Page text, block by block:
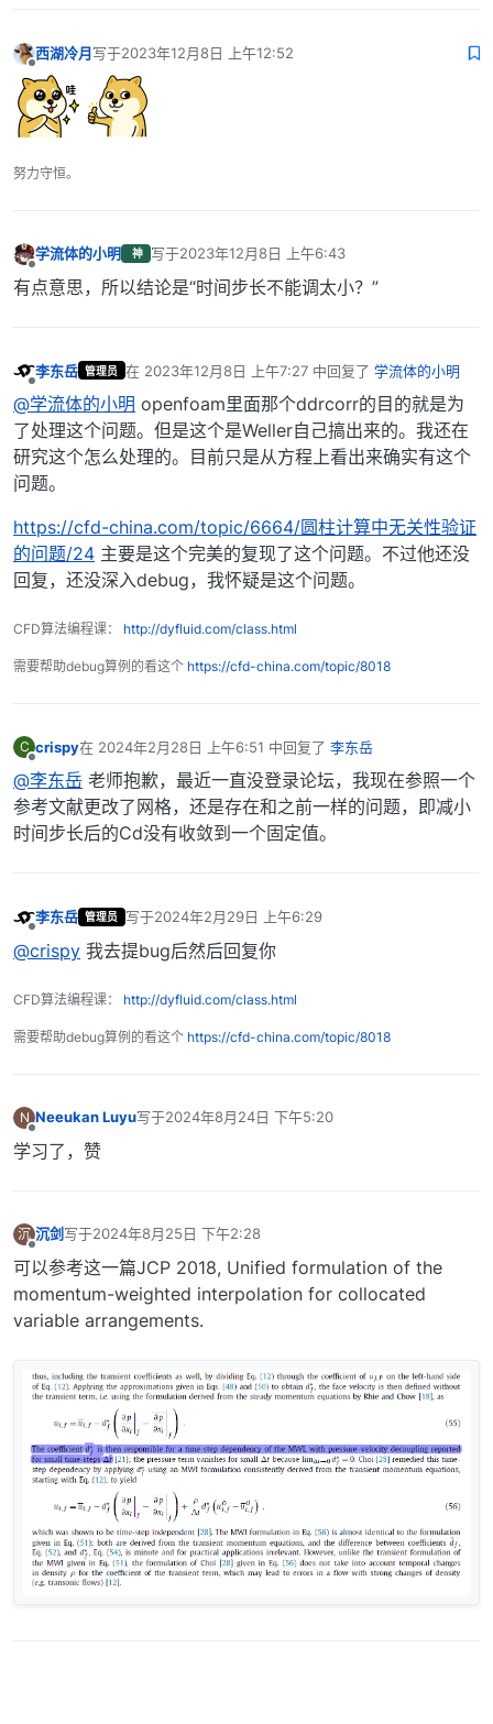
离线
西湖冷月写于2023年12月8日 上午12:52
最后由 编辑
努力守恒。
离线
学流体的小明 神 写于2023年12月8日 上午6:43
最后由 编辑
有点意思，所以结论是“时间步长不能调太小？”
李东岳 管理员 在 2023年12月8日 上午7:27中回复了 学流体的小明
最后由 编辑
@学流体的小明 openfoam里面那个ddrcorr的目的就是为
了处理这个问题。但是这个是Weller自己搞出来的。我还在
研究这个怎么处理的。目前只是从方程上看出来确实有这个
问题。
https://cfd-china.com/topic/6664/圆柱计算中无关性验证
的问题/24 主要是这个完美的复现了这个问题。不过他还没
回复，还没深入debug，我怀疑是这个问题。
CFD算法编程课： http://dyfluid.com/class.html
需要帮助debug算例的看这个 https://cfd-china.com/topic/8018
C
离线
crispy在 2024年2月28日 上午6:51 中回复了 李东岳
最后由 编辑
@李东岳 老师抱歉，最近一直没登录论坛，我现在参照一个
参考文献更改了网格，还是存在和之前一样的问题，即减小
时间步长后的Cd没有收敛到一个固定值。
李东岳 管理员 写于2024年2月29日 上午6:29
最后由 编辑
@crispy 我去提bug后然后回复你
CFD算法编程课： http://dyfluid.com/class.html
需要帮助debug算例的看这个 https://cfd-china.com/topic/8018
N Neeukan Luyu写于2024年8月24日 下午5:20
最后由 编辑
学习了，赞
沉 沉剑写于2024年8月25日 下午2:28
最后由 编辑
可以参考这一篇JCP 2018, Unified formulation of the
momentum-weighted interpolation for collocated
variable arrangements.